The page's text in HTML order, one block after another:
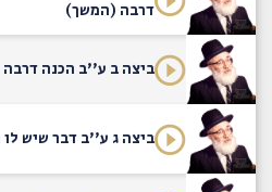
דרבה (המשך)
ביצה ב ע''ב הכנה דרבה
ביצה ג ע''ב דבר שיש לו